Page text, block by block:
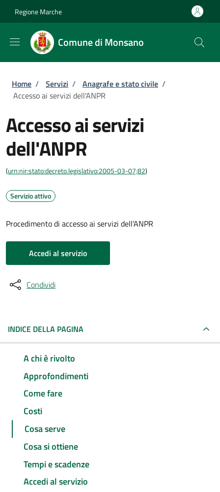
Regione Marche
Comune di Monsano
Briciole di pane
Home / Servizi / Anagrafe e stato civile /
Accesso ai servizi dell'ANPR
Accesso ai servizi
dell'ANPR
(urn:nir:stato:decreto.legislativo:2005-03-07;82)
Servizio attivo
Procedimento di accesso ai servizi dell'ANPR
Accedi al servizio
Condividi
INDICE DELLA PAGINA
A chi è rivolto
Approfondimenti
Come fare
Costi
Cosa serve
Cosa si ottiene
Tempi e scadenze
Accedi al servizio